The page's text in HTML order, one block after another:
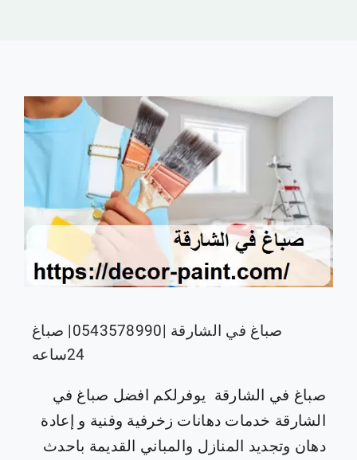
راس الخيمة
العين
سياسة الخصوصية
صباغ في الشارقة |0543578990| صباغ
24ساعه
صباغ في الشارقة يوفرلكم افضل صباغ في
الشارقة خدمات دهانات زخرفية وفنية و إعادة
دهان وتجديد المنازل والمباني القديمة باحدث